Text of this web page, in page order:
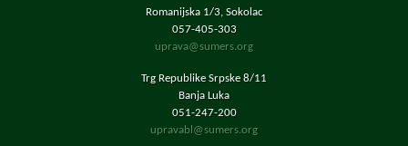
Romanijska 1/3, Sokolac
057-405-303
uprava@sumers.org
Trg Republike Srpske 8/11
Banja Luka
051-247-200
upravabl@sumers.org